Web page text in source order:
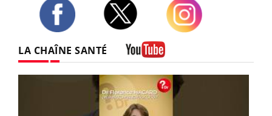
LA CHAÎNE SANTÉ